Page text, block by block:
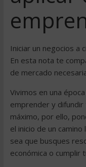
Iniciar un negocios a
En esta nota te
de mercado
Vivimos en una
emprender y difundir
máximo, por ello,
el inicio de un
sea que busques
económica o cumplir